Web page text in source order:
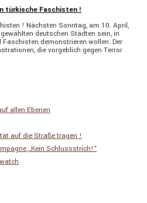
türkische Faschisten !
! Nächsten Sonntag, am 10. April,
deutschen Städten sein, in
demons­trieren wollen. Der
die vorgeb­lich gegen Terror
allen Ebenen
auf die Straße tragen !
„Kein Schlussstrich!“